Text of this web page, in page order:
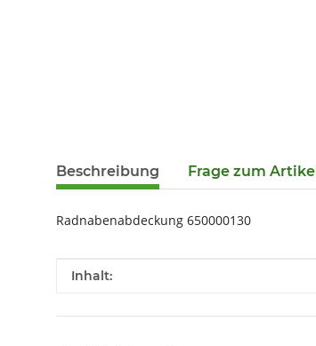
Beschreibung Frage zum Artikel
Radnabenabdeckung 650000130
Produkteigenschaft
Wert
Inhalt: